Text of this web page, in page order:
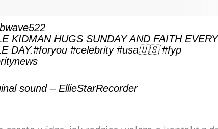
KIDMAN HUGS SUNDAY AND FAITH EVERY
DAY.#foryou #celebrity #usa🇺🇸 #fyp
sound – EllieStarRecorder